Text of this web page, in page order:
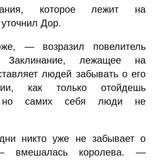
которое лежит на
Дор.
— возразил повелитель
лежащее на
людей забывать о его
как только отойдешь
но самих себя люди не
никто уже не забывает о
вмешалась королева. —